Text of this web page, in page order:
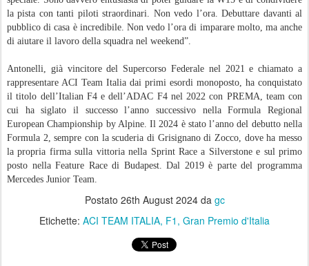
la pista con tanti piloti straordinari. Non vedo l’ora. Debuttare davanti al
pubblico di casa è incredibile. Non vedo l’ora di imparare molto, ma anche
di aiutare il lavoro della squadra nel weekend”.
Antonelli, già vincitore del Supercorso Federale nel 2021 e chiamato a
rappresentare ACI Team Italia dai primi esordi monoposto, ha conquistato
il titolo dell’Italian F4 e dell’ADAC F4 nel 2022 con PREMA, team con
cui ha siglato il successo l’anno successivo nella Formula Regional
European Championship by Alpine. Il 2024 è stato l’anno del debutto nella
Formula 2, sempre con la scuderia di Grisignano di Zocco, dove ha messo
la propria firma sulla vittoria nella Sprint Race a Silverstone e sul primo
posto nella Feature Race di Budapest. Dal 2019 è parte del programma
Mercedes Junior Team.
Postato 26th August 2024da gc
Etichette: ACI TEAM ITALIA F1 Gran Premio d'Italia